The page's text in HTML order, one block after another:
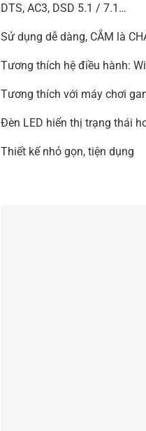
DTS, AC3, DSD 5.1 / 7.1…
Sử dụng dễ dàng, CẮM là
Tương thích hệ điều hành:
Tương thích với máy chơi
Đèn LED hiển thị trạng thái
Thiết kế nhỏ gọn, tiện dụng